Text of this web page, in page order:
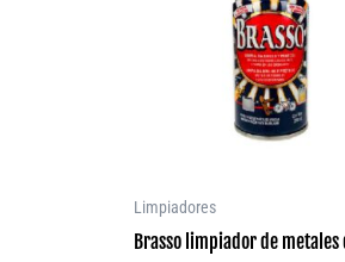
Limpiadores
Brasso limpiador de metales